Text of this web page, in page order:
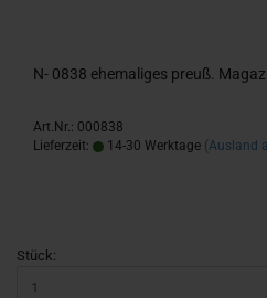
N- 0838 ehe­ma­li­ges preuß.
Art.Nr.: 000838
Lieferzeit:
14-30 Werktage (Ausland
Stück: